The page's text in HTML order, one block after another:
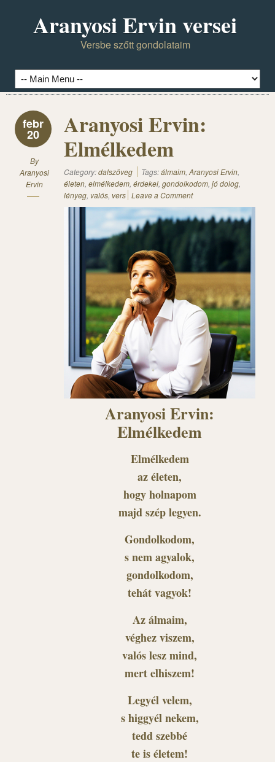
Aranyosi Ervin versei
Versbe szőtt gondolataim
febr
20
By
Aranyosi
Ervin
Aranyosi Ervin:
Elmélkedem
Category:dalszöveg Tags:álmaim, Aranyosi Ervin,
életen, elmélkedem, érdekel, gondolkodom, jó dolog,
lényeg, valós, vers Leave a Comment
Aranyosi Ervin:
Elmélkedem
Elmélkedem
az életen,
hogy holnapom
majd szép legyen.
Gondolkodom,
s nem agyalok,
gondolkodom,
tehát vagyok!
Az álmaim,
véghez viszem,
valós lesz mind,
mert elhiszem!
Legyél velem,
s higgyél nekem,
tedd szebbé
te is életem!